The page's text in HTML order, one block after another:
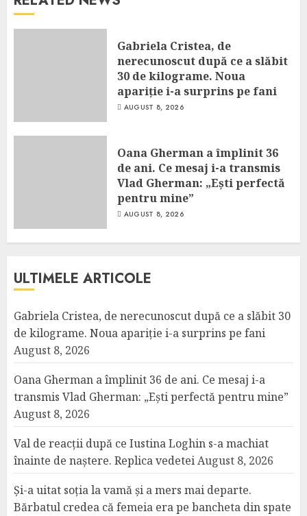
Gabriela Cristea, de
nerecunoscut după ce a slăbit
30 de kilograme. Noua
apariție i-a surprins pe fani
AUGUST 8, 2026
Oana Gherman a împlinit 36
de ani. Ce mesaj i-a transmis
Vlad Gherman: „Ești perfectă
pentru mine”
AUGUST 8, 2026
ULTIMELE ARTICOLE
Gabriela Cristea, de nerecunoscut după ce a slăbit 30
de kilograme. Noua apariție i-a surprins pe fani
August 8, 2026
Oana Gherman a împlinit 36 de ani. Ce mesaj i-a
transmis Vlad Gherman: „Ești perfectă pentru mine”
August 8, 2026
Val de reacții după ce Iustina Loghin s-a machiat
înainte de naștere. Replica vedeteiAugust 8, 2026
Și-a uitat soția la vamă și a mers mai departe.
Bărbatul credea că femeia era pe bancheta din spate